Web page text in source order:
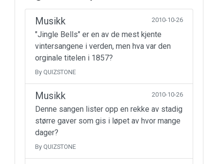
Musikk 2010-10-26
"Jingle Bells" er en av de mest kjente
vintersangene i verden, men hva var den
orginale titelen i 1857?
By QUIZSTONE
Musikk 2010-10-26
Denne sangen lister opp en rekke av stadig
større gaver som gis i løpet av hvor mange
dager?
By QUIZSTONE